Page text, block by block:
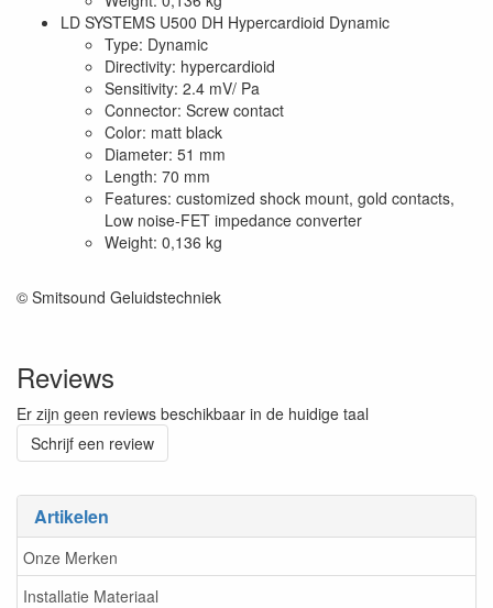
Artikelen
Onze Merken
Installatie Materiaal
LD SYSTEMS U500 DH Hypercardioid Dynamic
Type: Dynamic
Directivity: hypercardioid
Sensitivity: 2.4 mV/ Pa
Connector: Screw contact
Color: matt black
Diameter: 51 mm
Length: 70 mm
Features: customized shock mount, gold contacts,
Low noise-FET impedance converter
Weight: 0,136 kg
© Smitsound Geluidstechniek
Reviews
Er zijn geen reviews beschikbaar in de huidige taal
Schrijf een review